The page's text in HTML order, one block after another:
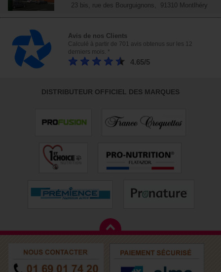
23 bis, rue des Bourguignons, 91310 Montlhéry
Avis de nos Clients
Calculé à partir de 701 avis obtenus sur les 12
derniers mois. *
4.65/5
DISTRIBUTEUR OFFICIEL DES MARQUES